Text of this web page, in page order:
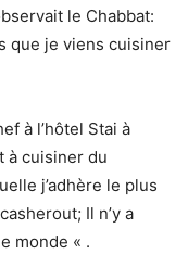
le Chabbat:
que je viens cuisiner
à l’hôtel Stai à
à cuisiner du
j’adhère le plus
Il n’y a
monde « .